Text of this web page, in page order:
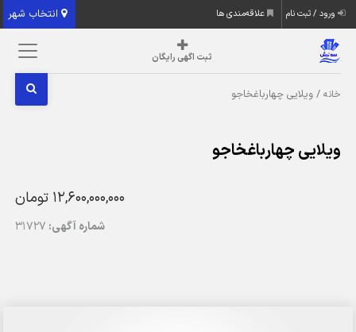
انتخاب شهر ورود / ثبت نام علاقه‌مندی ها
ثبت اگهی رایگان
خانه / ویلایی چهارباغخاجو
ویلایی چهارباغخاجو
12,600,000,000 تومان
شماره آگهی: 31727